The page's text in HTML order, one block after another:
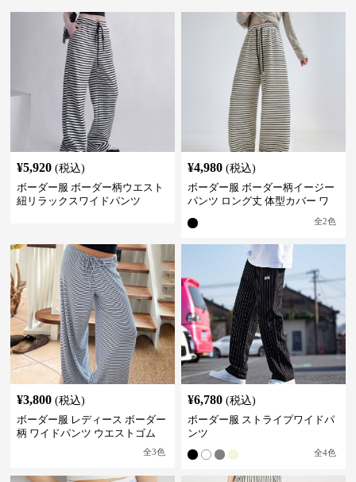
¥5,920 (税込)
ボーダー服 ボーダー柄ウエスト
紐リラックスワイドパンツ
¥4,980 (税込)
ボーダー服 ボーダー柄イージー
パンツ ロング丈 体型カバー ワ
全2色
¥3,800 (税込)
ボーダー服 レディース ボーダー
柄 ワイドパンツ ウエストゴム
全3色
¥6,780 (税込)
ボーダー服 ストライプワイドパ
ンツ
全4色